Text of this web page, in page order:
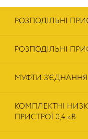
РОЗПОДІЛЬНІ
РОЗПОДІЛЬНІ
МУФТИ З’ЄДНАННЯ
КОМПЛЕКТНІ
ПРИСТРОЇ 0,4 кВ